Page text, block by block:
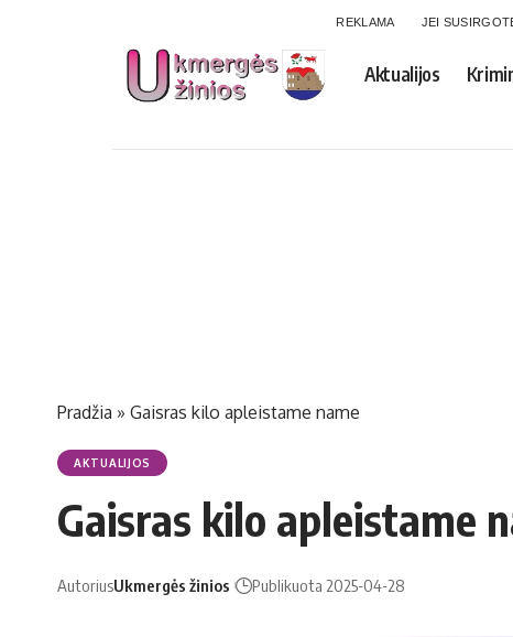
REKLAMA JEI
Aktualijos
Pradžia » Gaisras kilo apleistame name
AKTUALIJOS
Gaisras kilo apleistame
AutoriusUkmergės žinios Publikuota 2025-04-28